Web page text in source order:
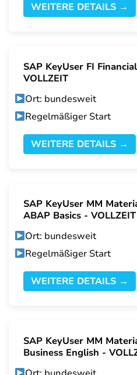
WEITERE DETAILS →
SAP KeyUser FI
VOLLZEIT
Ort: bundesweit
Regelmäßiger Start
WEITERE DETAILS →
SAP KeyUser MM
ABAP Basics - VOLLZEIT
Ort: bundesweit
Regelmäßiger Start
WEITERE DETAILS →
SAP KeyUser MM
Business English -